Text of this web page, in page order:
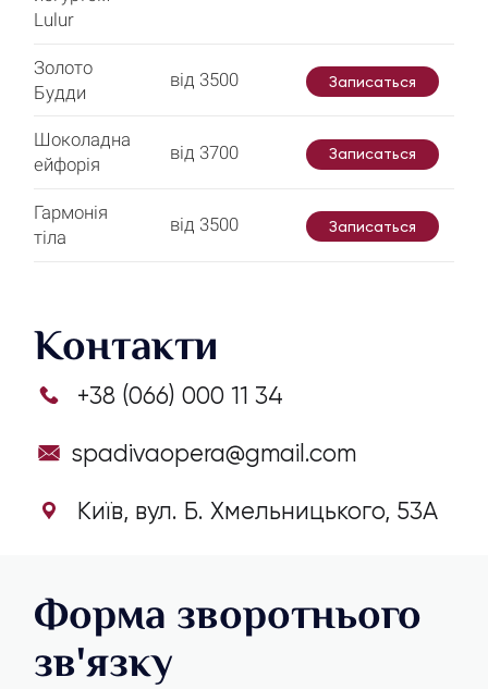
Lulur
Золото
Будди
від 3500 Записаться
Шоколадна
ейфорія
від 3700 Записаться
Гармонія
тіла
від 3500 Записаться
Контакти
+38 (066) 000 11 34
spadivaopera@gmail.com
Київ, вул. Б. Хмельницького, 53А
Форма зворотнього
зв'язку